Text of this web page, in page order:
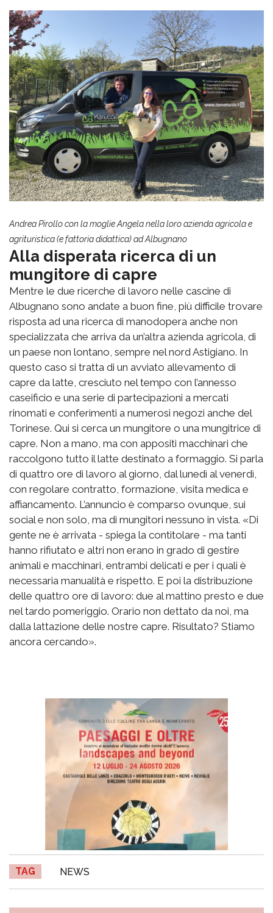
Andrea Pirollo con la moglie Angela nella loro azienda agricola e
agrituristica (e fattoria didattica) ad Albugnano
Alla disperata ricerca di un
mungitore di capre
Mentre le due ricerche di lavoro nelle cascine di
Albugnano sono andate a buon fine, più difficile trovare
risposta ad una ricerca di manodopera anche non
specializzata che arriva da un’altra azienda agricola, di
un paese non lontano, sempre nel nord Astigiano. In
questo caso si tratta di un avviato allevamento di
capre da latte, cresciuto nel tempo con l’annesso
caseificio e una serie di partecipazioni a mercati
rinomati e conferimenti a numerosi negozi anche del
Torinese. Qui si cerca un mungitore o una mungitrice di
capre. Non a mano, ma con appositi macchinari che
raccolgono tutto il latte destinato a formaggio. Si parla
di quattro ore di lavoro al giorno, dal lunedì al venerdì,
con regolare contratto, formazione, visita medica e
affiancamento. L’annuncio è comparso ovunque, sui
social e non solo, ma di mungitori nessuno in vista. «Di
gente ne è arrivata - spiega la contitolare - ma tanti
hanno rifiutato e altri non erano in grado di gestire
animali e macchinari, entrambi delicati e per i quali è
necessaria manualità e rispetto. E poi la distribuzione
delle quattro ore di lavoro: due al mattino presto e due
nel tardo pomeriggio. Orario non dettato da noi, ma
dalla lattazione delle nostre capre. Risultato? Stiamo
ancora cercando».
TAG NEWS